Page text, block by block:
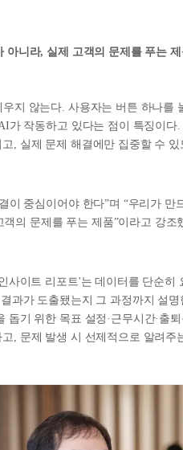
아니라, 실제 고객의 문제를 푸는
지 않는다. 사용자는 버튼 하나를
가 작동하고 있다는 점이 특징이다.
, 실제 문제 해결에만 집중할 수 있
이 중심이어야 한다”며 “우리가 만
객의 문제를 푸는 제품”이라고 강조
사이트 리포트'는 데이터를 단순히
과가 도출됐는지 그 과정까지 설명
돕기 위한 목표 설정·근무시간·출
, 문제 발생 시 선제적으로 알려주